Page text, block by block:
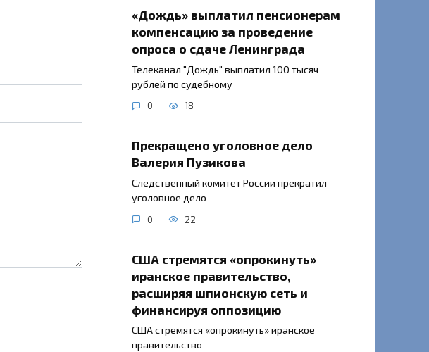
«Дождь» выплатил пенсионерам
компенсацию за проведение
опроса о сдаче Ленинграда
Телеканал "Дождь" выплатил 100 тысяч
рублей по судебному
0 18
Прекращено уголовное дело
Валерия Пузикова
Следственный комитет России прекратил
уголовное дело
0 22
США стремятся «опрокинуть»
иранское правительство,
расширяя шпионскую сеть и
финансируя оппозицию
США стремятся «опрокинуть» иранское
правительство